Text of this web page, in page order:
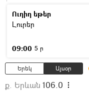
Ուղիղ եթեր
Լուրեր
09:00 5 ր
Երեկ Այսօր
ք. Երևան 106.0